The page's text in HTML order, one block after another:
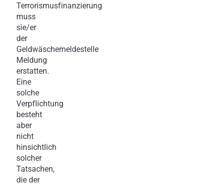
Terrorismusfinanzierung
muss
sie/er
der
Geldwäschemeldestelle
Meldung
erstatten.
Eine
solche
Verpflichtung
besteht
aber
nicht
hinsichtlich
solcher
Tatsachen,
die der